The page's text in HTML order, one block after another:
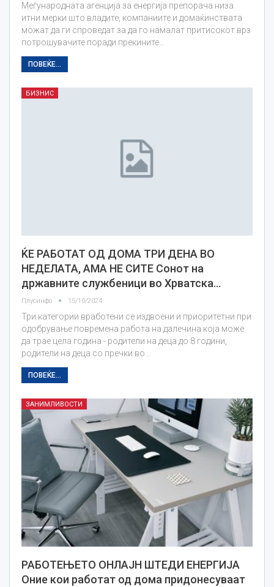
Меѓународната агенција за енергија препорача низа
итни мерки што владите, компаниите и домаќинствата
можат да ги спроведат за да го намалат притисокот врз
потрошувачите поради прекините…
ПОВЕЌЕ...
БИЗНИС
ЌЕ РАБОТАТ ОД ДОМА ТРИ ДЕНА ВО
НЕДЕЛАТА, АМА НЕ СИТЕ Сонот на
државните службеници во Хрватска…
Плусинфо 15/10/2024
Три категории вработени се издвоени и приоритетни при
одобрување повремена работа на далечина која може
да трае цела година - родители на деца до 8 години,
родители на деца со пречки во…
ПОВЕЌЕ...
ЗАНИМЛИВОСТИ
РАБОТЕЊЕТО ОНЛАЈН ШТЕДИ ЕНЕРГИЈА
Оние кои работат од дома придонесуваат